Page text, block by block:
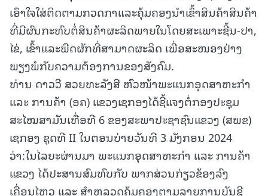
ເອົາໃຈໃສ່ຕິດຕາມກວດກາແລະຄຸ້ມຄອງນຳເຂົ້າສິນຄ້າສິນຄ້າ
ທີ່ມີຜົນກະທົບຕໍ່ສິນຄ້າຜະລິດພາຍໃນໂດຍສະເພາະຊີ້ນ-ປາ,
ໄຂ່, ເຂົ້າແລະພືດຜັກທີ່ສາມາດຜະລິດ ເພື່ອສະໜອງຢ່າງ
ພຽງພໍກັບຄວາມຕ້ອງການຂອງສັງຄົມ.
ທ່ານ ດາວວີ ສວຍທະລັງສີ ຫົວໜ້າພະແນກອຸດສາຫະກໍາ
ແລະ ການຄ້າ (ອຄ) ແຂວງເຊກອງໄດ້ຊີ້ແຈງຕໍ່ກອງປະຊຸມ
ສະໄໝສາມັນເທື່ອທີ 6 ຂອງສະພາປະຊາຊົນແຂວງ (ສພຂ)
ເຊກອງ ຊຸດທີ II ໃນຕອນບ່າຍວັນທີ 3 ມັງກອນ 2024
ວ່າ:ໃນໄລຍະຜ່ານມາ ພະແນກອຸດສາຫະກໍາ ແລະ ການຄ້າ
ແຂວງ ໄດ້ປະສານສົມທົບກັບ ພາກສ່ວນກ່ຽວຂ້ອງລົງ
ເຄື່ອນໄຫວ ແລະ ສໍາຫລວດຄຸ້ມຄອງຕາມລາຍການບັນຊີ